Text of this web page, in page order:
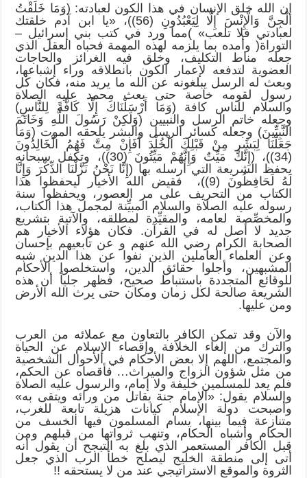
إن الله خلق الإنسان في هذا الكون لعبادته: (وَمَا خَلَقْتُ
الْجِنَّ وَالْإِنْسَ إِلَّا لِيَعْبُدُونِ (56))، «يا ابن آدم خلقتك
لعبادتي فلا تلعب» )مما ورد في كتب بني إسرائيل –
التوراة( وأمده بما يلزمه لهذه المهمة فحباه العقل الذي
جعله مناط التكليف، وخلق فيه الغرائز والحاجات
العضوية لتدفعه لإعمار الكون بانطلاقه وراء إشباعها،
وبعث له الرسل يبلغونه عن الله ما يريد منه، فكان كل
رسول لقومه خاصة حتى بعث محمد عليه الصلاة
والسلام للناس كافة (وَمَا أَرْسَلْنَاكَ إِلَّا كَافَّةً لِلنَّاسِ)
وجعله خاتم الرسل والنبيين (وَلَكِنْ رَسُولَ اللَّهِ وَخَاتَمَ
النَّبِيِّينَ) وجعله كسائر الرسل والبشر يلحقه الموت (وَمَا
جَعَلْنَا لِبَشَرٍ مِنْ قَبْلِكَ الْخُلْدَ أَفَإِنْ مِتَّ فَهُمُ الْخَالِدُونَ
(34))، (إِنَّكَ مَيِّتٌ وَإِنَّهُمْ مَيِّتُونَ (30))، وتكفل سبحانه
بحفظ الشريعة التي أرسله بها (إِنَّا نَحْنُ نَزَّلْنَا الذِّكْرَ وَإِنَّا
لَهُ لَحَافِظُونَ (9))، فقيض الله الأخيار ليحفظوا هذا
الكتاب من التحريف على مر العصور، ويحفظوا سنة
رسوله عليه الصلاة والسلام المبيِّنة لمجمل هذا الكتاب،
والمخصِّصة لعامه، والمقيِّدة لمطلقه، والآتية بتشريع
جديد لا أصل له في القرآن. فكان هؤلاء الأخيار هم
الصحابة الكرام رضي الله عنهم و عن تابعيهم بإحسان
وعن العلماء العاملين الذين نفوا عن هذا الدين شبه
المشبهين، وأجلوا حقائق الدين، واستخلصوا الأحكام
للوقائع المتجددة باستنباط صحيح، فظهر جلياً أن هذه
الشريعة صالحة لكل زمان ومكان حتى يرث الله الأرض
ومن عليها.
والآن وقد تمكن الكافر بالتعاون مع عملائه من العرب
والترك من إلغاء الخلافة وإقصاء الإسلام عن الحياة
والمجتمع، اللهم إلا بعض الأحكام في الأحوال الشخصية
من مثل شؤون الزواج والميراث… فأقصاه عن الحكم،
فلم يعد للمسلمين خليفة ولا إمام، والرسول عليه الصلاة
والسلام يقول: «الإمام جنة يقاتل من ورائه ويتقى به»
وأصبحت دولة الإسلام كيانات هزيلة تابعة للغرب،
متنازعة فيما بينها، يسام المسلمون فيها الخسف من
الحكام وأشباه الحكام، وتنهب ثرواتها من قبلهم ومن
قبل الكافر المستعمر الذي بلغ به التبجح أن يقول أنه
أتى إلى منطقة الخليج ليصلح خطأ الرب الذي جعل
الثروة والموقع الاستراتيجي عند من لا يستحقه !!